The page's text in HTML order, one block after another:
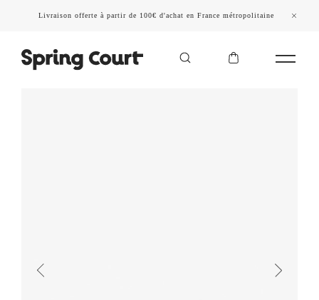
Livraison offerte à partir de 100€ d'achat en France métropolitaine